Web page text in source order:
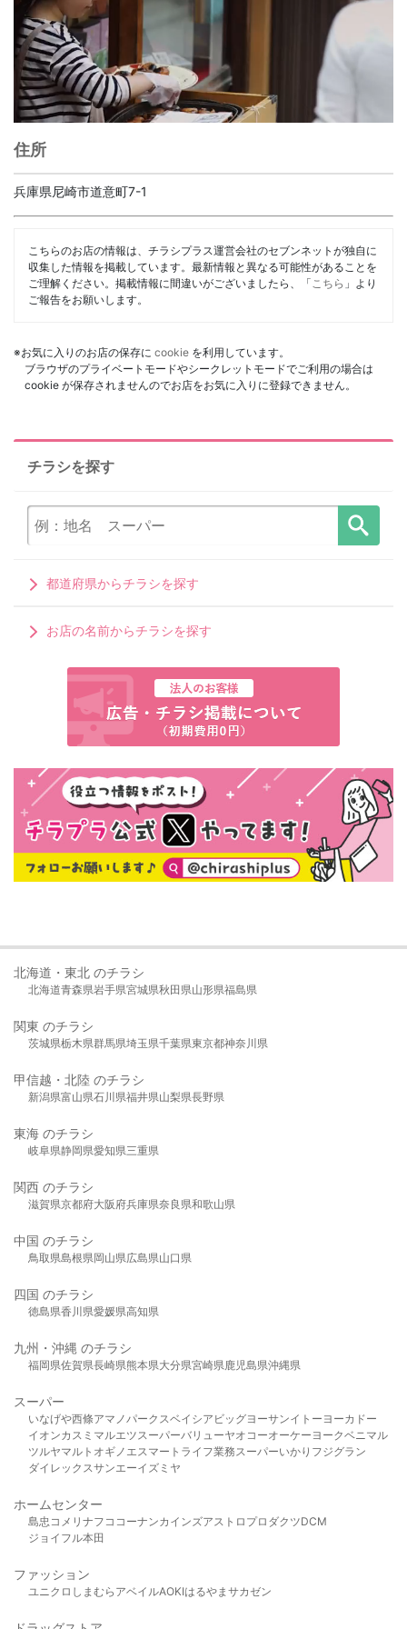
住所
兵庫県尼崎市道意町7-1
こちらのお店の情報は、チラシプラス運営会社のセブンネットが独自に
収集した情報を掲載しています。最新情報と異なる可能性があることを
ご理解ください。掲載情報に間違いがございましたら、「 こちら 」より
ご報告をお願いします。
※お気に入りのお店の保存に cookie を利用しています。
ブラウザのプライベートモードやシークレットモードでご利用の場合は
cookie が保存されませんのでお店をお気に入りに登録できません。
チラシを探す
都道府県からチラシを探す
お店の名前からチラシを探す
北海道・東北 のチラシ
北海道青森県岩手県宮城県秋田県山形県福島県
関東 のチラシ
茨城県栃木県群馬県埼玉県千葉県東京都神奈川県
甲信越・北陸 のチラシ
新潟県富山県石川県福井県山梨県長野県
東海 のチラシ
岐阜県静岡県愛知県三重県
関西 のチラシ
滋賀県京都府大阪府兵庫県奈良県和歌山県
中国 のチラシ
鳥取県島根県岡山県広島県山口県
四国 のチラシ
徳島県香川県愛媛県高知県
九州・沖縄 のチラシ
福岡県佐賀県長崎県熊本県大分県宮崎県鹿児島県沖縄県
スーパー
いなげや西條アマノパークスベイシア ビッグヨーサンイトーヨーカドー
イオンカスミ マルエツスーパーバリューヤオコーオーケー ヨークベニマル
ツルヤマルト オギノ エスマート ライフ業務スーパーいかり フジグラン
ダイレックスサンエーイズミヤ
ホームセンター
島忠 コメリ ナフコ コーナンカインズアストロプロダクツDCM
ジョイフル本田
ファッション
ユニクロ しまむら アベイルAOKIはるやま サカゼン